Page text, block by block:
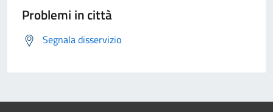
Problemi in città
Segnala disservizio